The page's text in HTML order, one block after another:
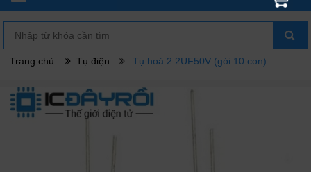
Trang chủ Tụ điện Tụ hoá 2.2UF50V (gói 10 con)